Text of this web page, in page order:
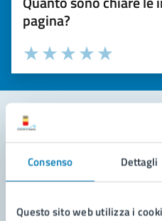
Consenso Dettagli
Questo sito web utilizza i
pagina?
Valuta la chiarezza delle
Seleziona il numero di
Valuta 5
Valuta 4 stelle
Valuta 3 stelle su 5
Valuta 2 stelle su 5
Valuta 1 stelle su 5
Leggi le domande
Richiedi assistenza